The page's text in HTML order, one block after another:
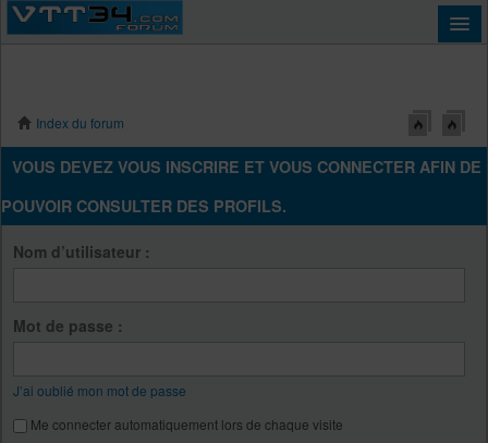
Index du forum
VOUS DEVEZ VOUS INSCRIRE ET VOUS CONNECTER AFIN DE
POUVOIR CONSULTER DES PROFILS.
Nom d’utilisateur :
Mot de passe :
J’ai oublié mon mot de passe
Me connecter automatiquement lors de chaque visite